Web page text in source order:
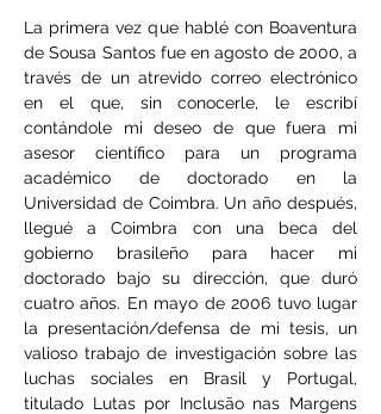
La primera vez que hablé con Boaventura
de Sousa Santos fue en agosto de 2000, a
través de un atrevido correo electrónico
en el que, sin conocerle, le escribí
contándole mi deseo de que fuera mi
asesor científico para un programa
académico de doctorado en la
Universidad de Coimbra. Un año después,
llegué a Coimbra con una beca del
gobierno brasileño para hacer mi
doctorado bajo su dirección, que duró
cuatro años. En mayo de 2006 tuvo lugar
la presentación/defensa de mi tesis, un
valioso trabajo de investigación sobre las
luchas sociales en Brasil y Portugal,
titulado Lutas por Inclusão nas Margens